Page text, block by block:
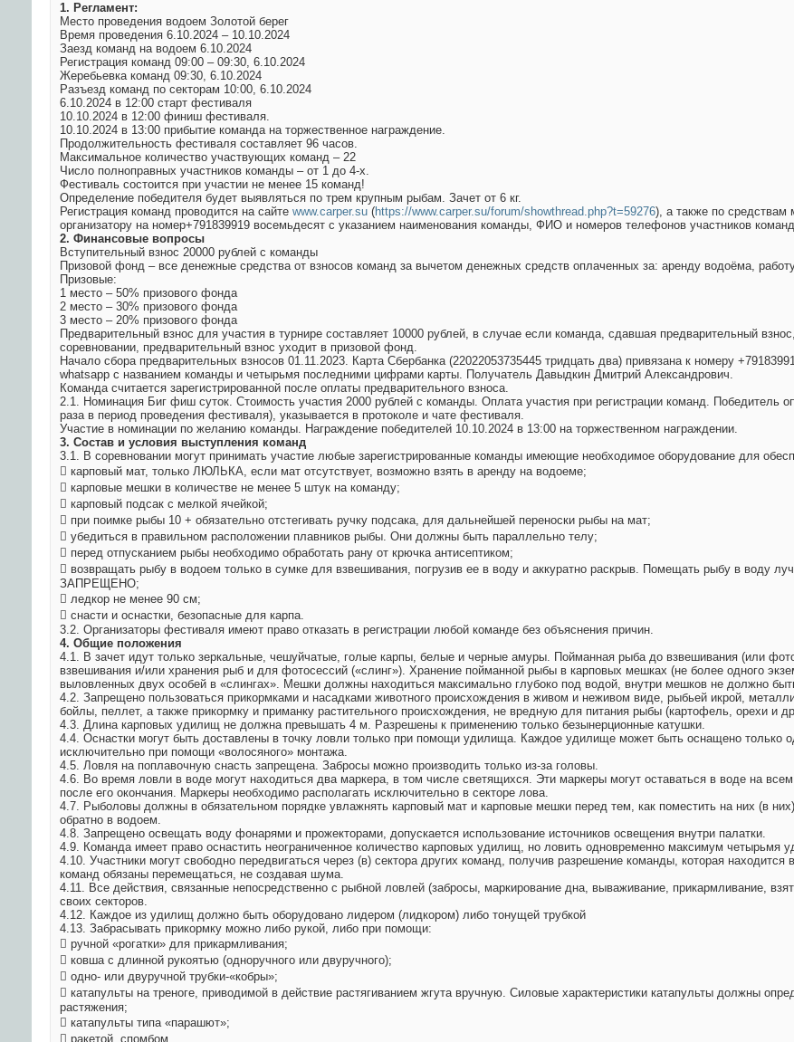
1. Регламент:
Место проведения водоем Золотой берег
Время проведения 6.10.2024 – 10.10.2024
Заезд команд на водоем 6.10.2024
Регистрация команд 09:00 – 09:30, 6.10.2024
Жеребьевка команд 09:30, 6.10.2024
Разъезд команд по секторам 10:00, 6.10.2024
6.10.2024 в 12:00 старт фестиваля
10.10.2024 в 12:00 финиш фестиваля.
10.10.2024 в 13:00 прибытие команда на торжественное награждение.
Продолжительность фестиваля составляет 96 часов.
Максимальное количество участвующих команд – 22
Число полноправных участников команды – от 1 до 4-х.
Фестиваль состоится при участии не менее 15 команд!
Определение победителя будет выявляться по трем крупным рыбам. Зачет от 6 кг.
Регистрация команд проводится на сайте www.carper.su (https://www.carper.su/forum/showthread.php?t=59276), а также по средствам
организатору на номер+791839919 восемьдесят с указанием наименования команды, ФИО и номеров телефонов участников
2. Финансовые вопросы
Вступительный взнос 20000 рублей с команды
Призовой фонд – все денежные средства от взносов команд за вычетом денежных средств оплаченных за: аренду водоёма,
Призовые:
1 место – 50% призового фонда
2 место – 30% призового фонда
3 место – 20% призового фонда
Предварительный взнос для участия в турнире составляет 10000 рублей, в случае если команда, сдавшая предварительный
соревновании, предварительный взнос уходит в призовой фонд.
Начало сбора предварительных взносов 01.11.2023. Карта Сбербанка (22022053735445 тридцать два) привязана к номеру
whatsapp с названием команды и четырьмя последними цифрами карты. Получатель Давыдкин Дмитрий Александрович.
Команда считается зарегистрированной после оплаты предварительного взноса.
2.1. Номинация Биг фиш суток. Стоимость участия 2000 рублей с команды. Оплата участия при регистрации команд. Победитель
раза в период проведения фестиваля), указывается в протоколе и чате фестиваля.
Участие в номинации по желанию команды. Награждение победителей 10.10.2024 в 13:00 на торжественном награждении.
3. Состав и условия выступления команд
3.1. В соревновании могут принимать участие любые зарегистрированные команды имеющие необходимое оборудование для
 карповый мат, только ЛЮЛЬКА, если мат отсутствует, возможно взять в аренду на водоеме;
 карповые мешки в количестве не менее 5 штук на команду;
 карповый подсак с мелкой ячейкой;
 при поимке рыбы 10 + обязательно отстегивать ручку подсака, для дальнейшей переноски рыбы на мат;
 убедиться в правильном расположении плавников рыбы. Они должны быть параллельно телу;
 перед отпусканием рыбы необходимо обработать рану от крючка антисептиком;
 возвращать рыбу в водоем только в сумке для взвешивания, погрузив ее в воду и аккуратно раскрыв. Помещать рыбу в воду
ЗАПРЕЩЕНО;
 ледкор не менее 90 см;
 снасти и оснастки, безопасные для карпа.
3.2. Организаторы фестиваля имеют право отказать в регистрации любой команде без объяснения причин.
4. Общие положения
4.1. В зачет идут только зеркальные, чешуйчатые, голые карпы, белые и черные амуры. Пойманная рыба до взвешивания (или
взвешивания и/или хранения рыб и для фотосессий («слинг»). Хранение пойманной рыбы в карповых мешках (не более одного
выловленных двух особей в «слингах». Мешки должны находиться максимально глубоко под водой, внутри мешков не должно
4.2. Запрещено пользоваться прикормками и насадками животного происхождения в живом и неживом виде, рыбьей икрой,
бойлы, пеллет, а также прикормку и приманку растительного происхождения, не вредную для питания рыбы (картофель, орехи и
4.3. Длина карповых удилищ не должна превышать 4 м. Разрешены к применению только безынерционные катушки.
4.4. Оснастки могут быть доставлены в точку ловли только при помощи удилища. Каждое удилище может быть оснащено только
исключительно при помощи «волосяного» монтажа.
4.5. Ловля на поплавочную снасть запрещена. Забросы можно производить только из-за головы.
4.6. Во время ловли в воде могут находиться два маркера, в том числе светящихся. Эти маркеры могут оставаться в воде на
после его окончания. Маркеры необходимо располагать исключительно в секторе лова.
4.7. Рыболовы должны в обязательном порядке увлажнять карповый мат и карповые мешки перед тем, как поместить на них (в
обратно в водоем.
4.8. Запрещено освещать воду фонарями и прожекторами, допускается использование источников освещения внутри палатки.
4.9. Команда имеет право оснастить неограниченное количество карповых удилищ, но ловить одновременно максимум четырьмя
4.10. Участники могут свободно передвигаться через (в) сектора других команд, получив разрешение команды, которая
команд обязаны перемещаться, не создавая шума.
4.11. Все действия, связанные непосредственно с рыбной ловлей (забросы, маркирование дна, вываживание, прикармливание,
своих секторов.
4.12. Каждое из удилищ должно быть оборудовано лидером (лидкором) либо тонущей трубкой
4.13. Забрасывать прикормку можно либо рукой, либо при помощи:
 ручной «рогатки» для прикармливания;
 ковша с длинной рукоятью (одноручного или двуручного);
 одно- или двуручной трубки-«кобры»;
 катапульты на треноге, приводимой в действие растягиванием жгута вручную. Силовые характеристики катапульты должны
растяжения;
 катапульты типа «парашют»;
 ракетой, спомбом.